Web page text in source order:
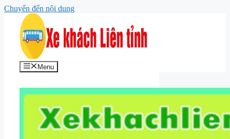
Chuyển đến nội dung
Menu